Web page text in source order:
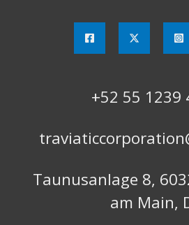
+52 55 1239
Taunusanlage 8,
am Main,